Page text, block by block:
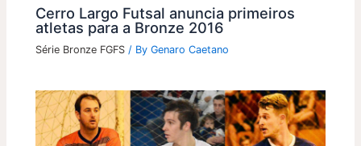
Cerro Largo Futsal anuncia primeiros
atletas para a Bronze 2016
Série Bronze FGFS / ByGenaro Caetano